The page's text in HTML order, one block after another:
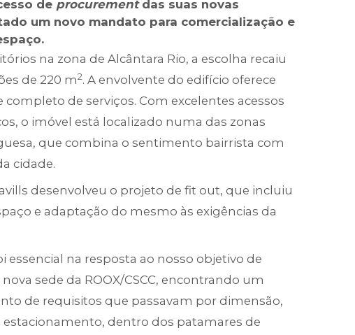
de procurementdas suas novas
um novo mandato para comercialização e
na zona de Alcântara Rio, a escolha recaiu
de 220 m2. A envolvente do edifício oferece
de serviços. Com excelentes acessos
o imóvel está localizado numa das zonas
que combina o sentimento bairrista com
cidade.
desenvolveu o projeto de fit out, que incluiu
e adaptação do mesmo às exigências da
essencial na resposta ao nosso objetivo de
sede da ROOX/CSCC, encontrando um
de requisitos que passavam por dimensão,
estacionamento, dentro dos patamares de